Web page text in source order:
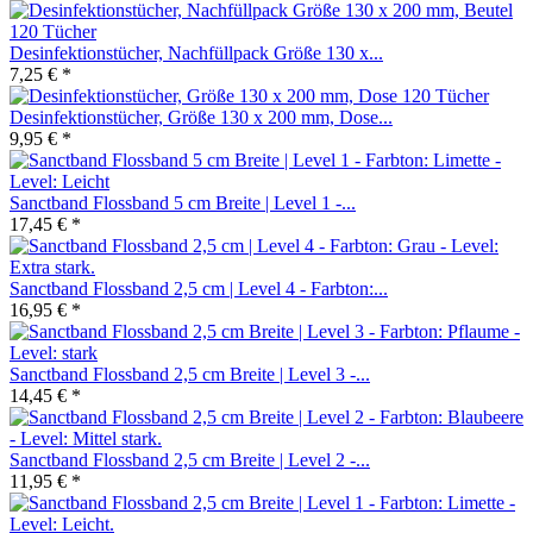
Desinfektionstücher, Nachfüllpack Größe 130 x...
7,25 € *
Desinfektionstücher, Größe 130 x 200 mm, Dose...
9,95 € *
Sanctband Flossband 5 cm Breite | Level 1 -...
17,45 € *
Sanctband Flossband 2,5 cm | Level 4 - Farbton:...
16,95 € *
Sanctband Flossband 2,5 cm Breite | Level 3 -...
14,45 € *
Sanctband Flossband 2,5 cm Breite | Level 2 -...
11,95 € *